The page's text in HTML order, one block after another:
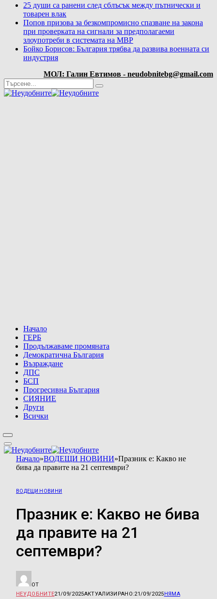
25 души са ранени след сблъсък между пътнически и
товарен влак
Попов призова за безкомпромисно спазване на закона
при проверката на сигнали за предполагаеми
злоупотреби в системата на МВР
Бойко Борисов: България трябва да развива военната си
индустрия
МОЛ: Галин Евтимов - neudobnitebg@gmail.com
Начало
ГЕРБ
Продължаваме промяната
Демократична България
Възраждане
ДПС
БСП
Прогресивна България
СИЯНИЕ
Други
Всички
Начало»ВОДЕЩИ НОВИНИ»Празник е: Какво не
бива да правите на 21 септември?
ВОДЕЩИ НОВИНИ
Празник е: Какво не бива
да правите на 21
септември?
ОТ
НЕУДОБНИТЕ21/09/2025АКТУАЛИЗИРАНО:21/09/2025НЯМА